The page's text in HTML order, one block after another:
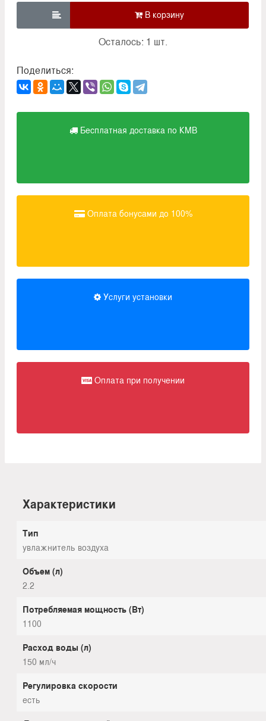

Осталось: 1 шт.
Поделиться:
Бесплатная доставка по КМВ
Оплата бонусами до 100%
Услуги установки
Оплата при получении
Характеристики
Тип
увлажнитель воздуха
Объем (л)
2.2
Потребляемая мощность (Вт)
1100
Расход воды (л)
150 мл/ч
Регулировка скорости
есть